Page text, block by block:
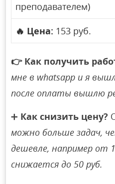
преподавателем)
🔥 Цена: 153 руб.
👉 Как получить
мне в whatsapp и я
после оплаты вышлю
➕ Как снизить цену?
можно больше задач,
дешевле, например от
снижается до 50 руб.